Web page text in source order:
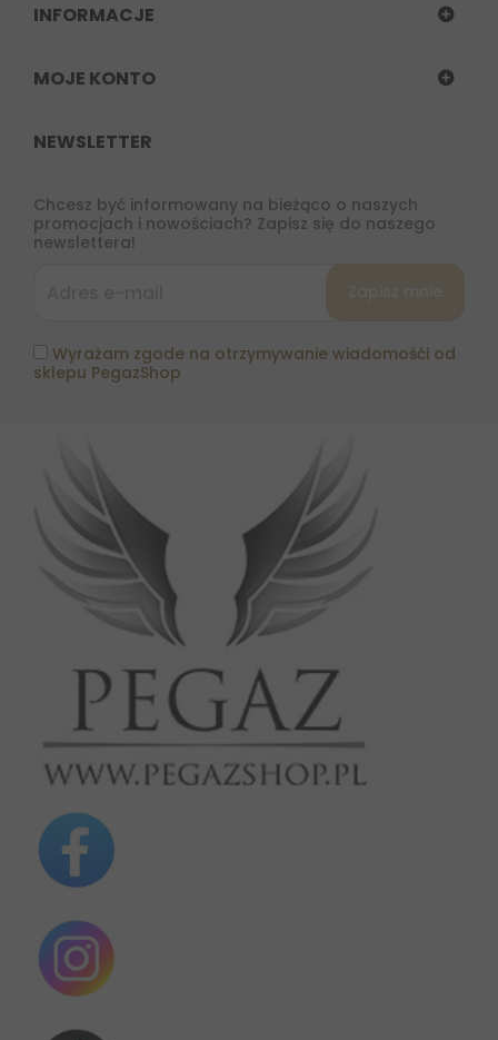
INFORMACJE
MOJE KONTO
NEWSLETTER
Chcesz być informowany na bieżąco o naszych
promocjach i nowościach? Zapisz się do naszego
newslettera!
Wyrażam zgode na otrzymywanie wiadomośći od
sklepu PegazShop